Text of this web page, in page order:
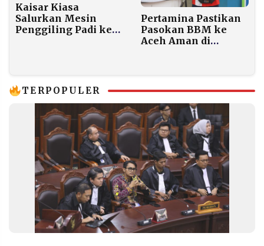
Kaisar Kiasa
Salurkan Mesin
Penggiling Padi ke
Pertamina Pastikan
Pasokan BBM ke
Aceh Aman di
TERPOPULER